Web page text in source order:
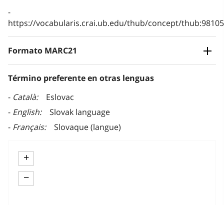
https://vocabularis.crai.ub.edu/thub/concept/
Formato MARC21
Término preferente en otras lenguas
Català
Eslovac
English
Slovak language
Français
Slovaque (langue)
+
−